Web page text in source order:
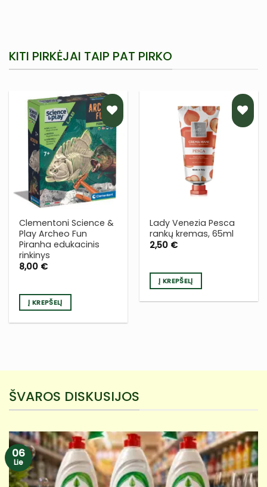
KITI PIRKĖJAI TAIP PAT PIRKO
PRIDĖTI
Į NORŲ
SĄRAŠĄ
Clementoni Science &
Play Archeo Fun
Piranha edukacinis
rinkinys
8,00 €
Į KREPŠELĮ
Lady Venezia Pesca
rankų kremas, 65ml
2,50 €
Į KREPŠELĮ
ŠVAROS DISKUSIJOS
06
Lie